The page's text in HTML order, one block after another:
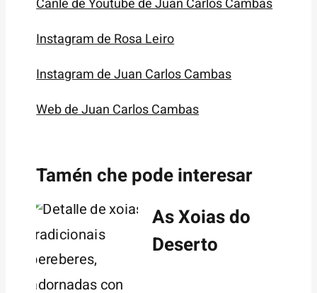
Canle de Youtube de Juan Carlos Cambas
Instagram de Rosa Leiro
Instagram de Juan Carlos Cambas
Web de Juan Carlos Cambas
Tamén che pode interesar
As Xoias do
Deserto